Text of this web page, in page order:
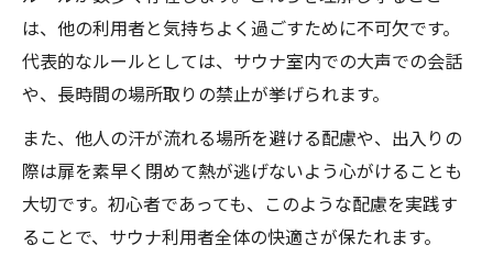
は、他の利用者と気持ちよく過ごすために不可欠です。
代表的なルールとしては、サウナ室内での大声での会話
や、長時間の場所取りの禁止が挙げられます。
また、他人の汗が流れる場所を避ける配慮や、出入りの
際は扉を素早く閉めて熱が逃げないよう心がけることも
大切です。初心者であっても、このような配慮を実践す
ることで、サウナ利用者全体の快適さが保たれます。